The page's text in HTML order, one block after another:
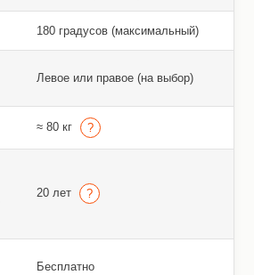
180 градусов (максимальный)
Левое или правое (на выбор)
≈ 80 кг
20 лет
Бесплатно